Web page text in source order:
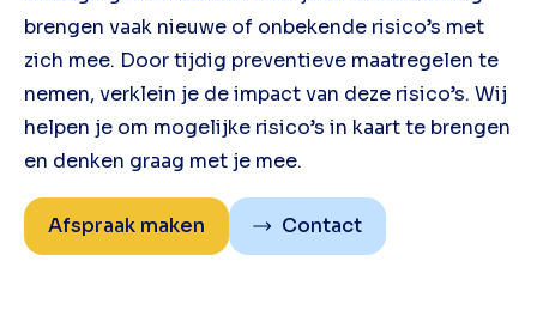
brengen vaak nieuwe of onbekende risico’s met
zich mee. Door tijdig preventieve maatregelen te
nemen, verklein je de impact van deze risico’s. Wij
helpen je om mogelijke risico’s in kaart te brengen
en denken graag met je mee.
Afspraak maken Contact